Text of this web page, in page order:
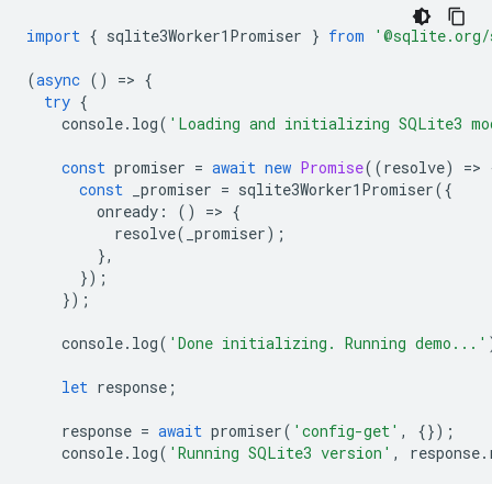
import { sqlite3Worker1Promiser } from
(async () => {
try {
console. log( 'Loading and initializing SQLite3
const promiser = await new Promise((resolve) =>
const
_promiser = sqlite3Worker1Promiser({
onready : () => {
resolve( _promiser);
},
});
});
console. log( 'Done initializing. Running demo...'
let response ;
response = await promiser( 'config-get' ,
{});
console. log( 'Running SQLite3 version' , response.